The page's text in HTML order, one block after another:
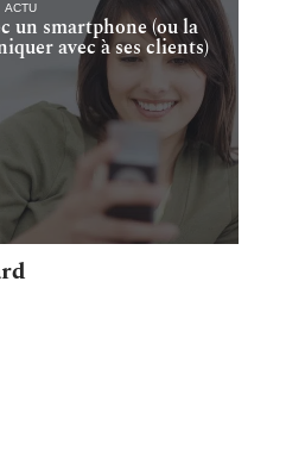
ACTU
un smartphone (ou la
avec à ses clients)